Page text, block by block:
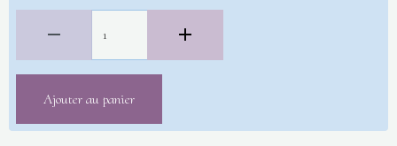
Ajouter au panier